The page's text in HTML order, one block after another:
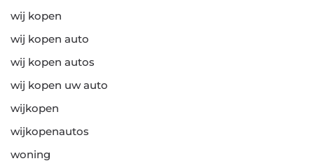
wij kopen
wij kopen auto
wij kopen autos
wij kopen uw auto
wijkopen
wijkopenautos
woning